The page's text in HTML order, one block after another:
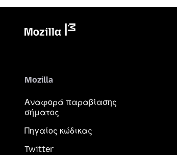
Mozilla
Αναφορά παραβίασης
σήματος
Πηγαίος κώδικας
Twitter